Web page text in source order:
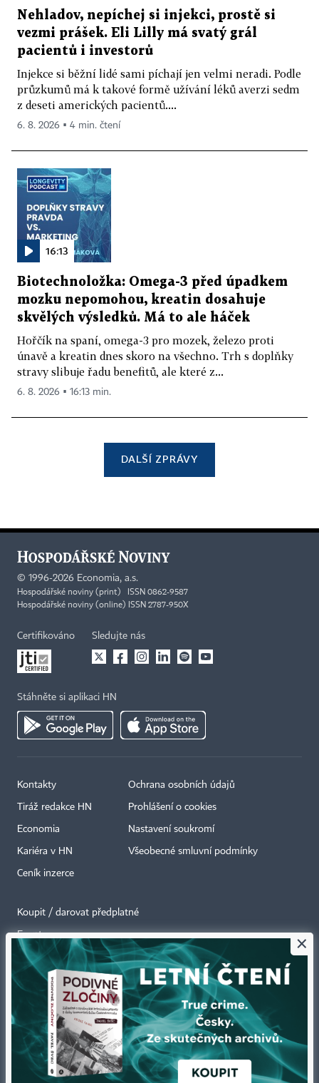
Nehladov, nepíchej si injekci, prostě si
vezmi prášek. Eli Lilly má svatý grál
pacientů i investorů
Injekce si běžní lidé sami píchají jen velmi neradi. Podle
průzkumů má k takové formě užívání léků averzi sedm
z deseti amerických pacientů....
6. 8. 2026 ▪ 4 min. čtení
16:13
Biotechnoložka: Omega-3 před úpadkem
mozku nepomohou, kreatin dosahuje
skvělých výsledků. Má to ale háček
Hořčík na spaní, omega-3 pro mozek, železo proti
únavě a kreatin dnes skoro na všechno. Trh s doplňky
stravy slibuje řadu benefitů, ale které z...
6. 8. 2026 ▪ 16:13 min.
DALŠÍ ZPRÁVY
© 1996-2026 Economia, a.s.
Hospodářské noviny (print) ISSN 0862-9587
Hospodářské noviny (online) ISSN 2787-950X
Certifikováno Sledujte nás
Stáhněte si aplikaci HN
Kontakty
Tiráž redakce HN
Economia
Kariéra v HN
Ceník inzerce
Ochrana osobních údajů
Prohlášení o cookies
Nastavení soukromí
Všeobecné smluvní podmínky
Koupit / darovat předplatné
Eventy
Newslettery
RSS kanály
Autorská práva vykonává vydavatel. Bez písemného svolení vydavatele je
zakázáno jakékoli užití částí nebo celku díla, zejména rozmnožování a šíření
jakýmkoli způsobem, mechanickým nebo elektronickým, v českém nebo
jiném jazyce. Bez souhlasu vydavatele je zakázáno též rozmnožování
×